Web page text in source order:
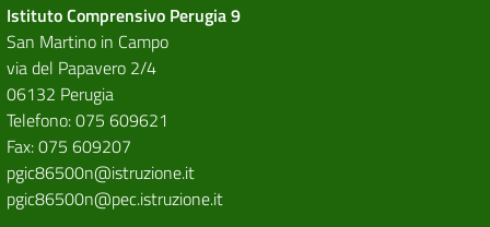
Istituto Comprensivo Perugia 9
San Martino in Campo
via del Papavero 2/4
06132 Perugia
Telefono: 075 609621
Fax: 075 609207
pgic86500n@istruzione.it
pgic86500n@pec.istruzione.it